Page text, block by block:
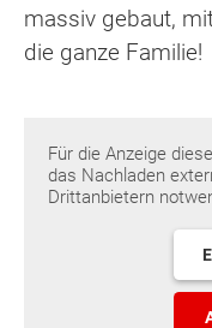
massiv gebaut,
die ganze Familie!
Für die Anzeige
das Nachladen
Drittanbietern